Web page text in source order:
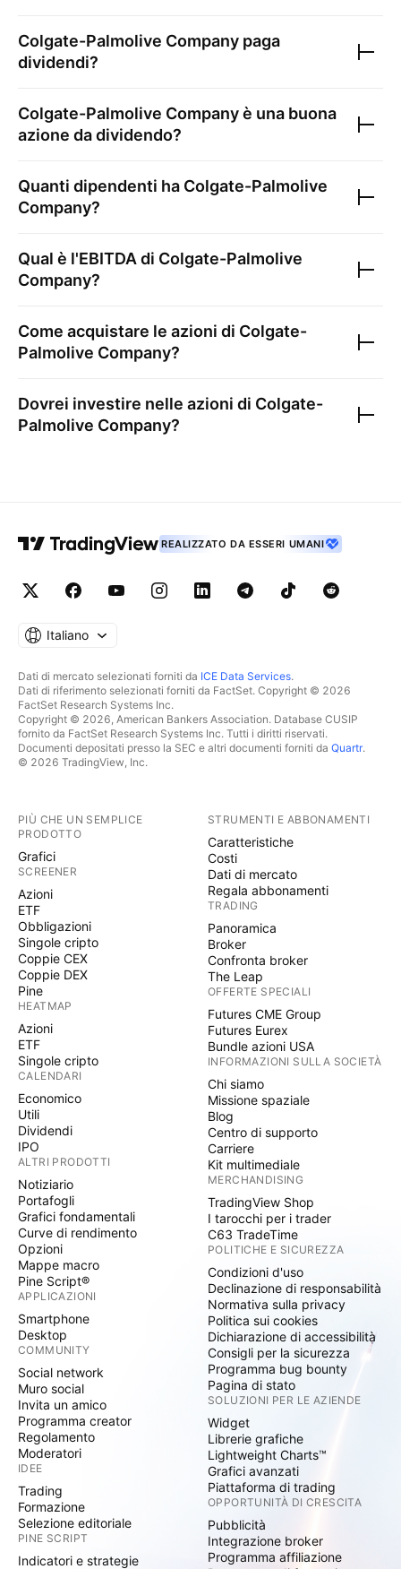
Colgate-Palmolive Company paga
dividendi?
Colgate-Palmolive Companyè una buona
azione da dividendo?
Quanti dipendenti ha Colgate-Palmolive
Company?
Qual è l'EBITDA di Colgate-Palmolive
Company?
Come acquistare le azioni di Colgate-
Palmolive Company?
Dovrei investire nelle azioni di Colgate-
Palmolive Company?
REALIZZATO DA ESSERI UMANI
Italiano
Dati di mercato selezionati forniti da ICE Data Services.
Dati di riferimento selezionati forniti da FactSet. Copyright © 2026
FactSet Research Systems Inc.
Copyright © 2026, American Bankers Association. Database CUSIP
fornito da FactSet Research Systems Inc. Tutti i diritti riservati.
Documenti depositati presso la SEC e altri documenti forniti da Quartr.
© 2026 TradingView, Inc.
PIÙ CHE UN SEMPLICE
PRODOTTO
Grafici
SCREENER
Azioni
ETF
Obbligazioni
Singole cripto
Coppie CEX
Coppie DEX
Pine
HEATMAP
Azioni
ETF
Singole cripto
CALENDARI
Economico
Utili
Dividendi
IPO
ALTRI PRODOTTI
Notiziario
Portafogli
Grafici fondamentali
Curve di rendimento
Opzioni
Mappe macro
Pine Script®
APPLICAZIONI
Smartphone
Desktop
COMMUNITY
Social network
Muro social
Invita un amico
Programma creator
Regolamento
Moderatori
IDEE
Trading
Formazione
Selezione editoriale
PINE SCRIPT
Indicatori e strategie
STRUMENTI E ABBONAMENTI
Caratteristiche
Costi
Dati di mercato
Regala abbonamenti
TRADING
Panoramica
Broker
Confronta broker
The Leap
OFFERTE SPECIALI
Futures CME Group
Futures Eurex
Bundle azioni USA
INFORMAZIONI SULLA SOCIETÀ
Chi siamo
Missione spaziale
Blog
Centro di supporto
Carriere
Kit multimediale
MERCHANDISING
TradingView Shop
I tarocchi per i trader
C63 TradeTime
POLITICHE E SICUREZZA
Condizioni d'uso
Declinazione di responsabilità
Normativa sulla privacy
Politica sui cookies
Dichiarazione di accessibilità
Consigli per la sicurezza
Programma bug bounty
Pagina di stato
SOLUZIONI PER LE AZIENDE
Widget
Librerie grafiche
Lightweight Charts™
Grafici avanzati
Piattaforma di trading
OPPORTUNITÀ DI CRESCITA
Pubblicità
Integrazione broker
Programma affiliazione